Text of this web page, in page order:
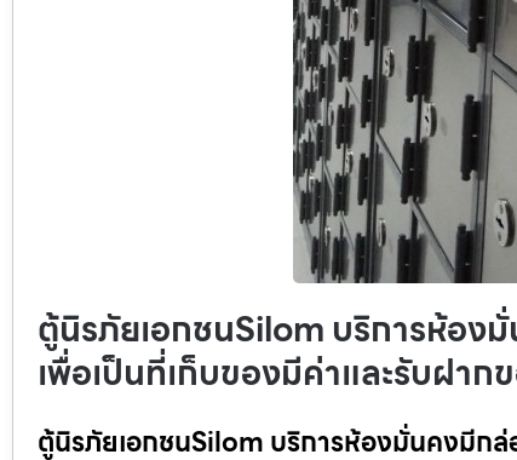
ตู้นิรภัยเอกชนSilom บริการห้อง
เพื่อเป็นที่เก็บของมีค่าและรับฝา
ตู้นิรภัยเอกชนSilom บริการห้องมั่นคงมีกล่